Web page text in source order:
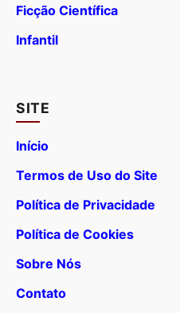
Ficção Científica
Infantil
SITE
Início
Termos de Uso do Site
Política de Privacidade
Política de Cookies
Sobre Nós
Contato